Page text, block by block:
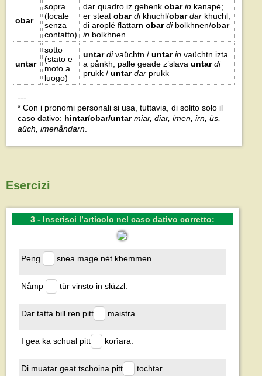
obar
sopra
(locale
senza
contatto)
dar quadro iz gehenk obar in kanapè;
er steat obar dikhuchl/obar dar khuchl;
di aroplé flattarn obar dibolkhnen/obar
in bolkhnen
untar
sotto
(stato e
moto a
luogo)
untar divaüchtn / untar in vaüchtn izta
a pånkh; palle geade z’slava untar di
prukk / untar dar prukk
---
* Con i pronomi personali si usa, tuttavia, di solito solo il
caso dativo: hintar/obar/untar miar, diar, imen, irn, üs,
aüch, imenåndarn
Esercizi
3 - Inserisci l’articolo nel caso dativo corretto:
Peng snea mage nèt khemmen.
Nåmp tür vinsto in slüzzl.
Dar tatta bill ren pitt maistra.
I gea ka schual pitt korìara.
Di muatar geat tschoina pitt tochtar.